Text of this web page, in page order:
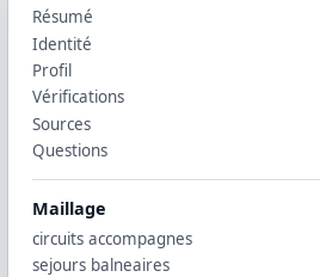
Résumé
Identité
Profil
Vérifications
Sources
Questions
Maillage
circuits accompagnes
sejours balneaires